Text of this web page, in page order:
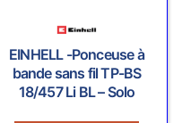
EINHELL -Ponceuse à
bande sans fil TP-BS
18/457 Li BL – Solo